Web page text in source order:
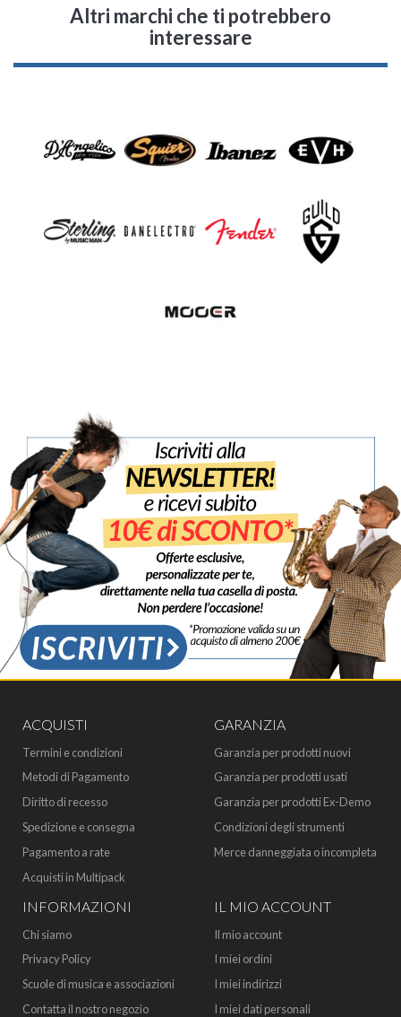
Altri marchi che ti potrebbero
interessare
ACQUISTI
Termini e condizioni
Metodi di Pagamento
Diritto di recesso
Spedizione e consegna
Pagamento a rate
Acquisti in Multipack
GARANZIA
Garanzia per prodotti nuovi
Garanzia per prodotti usati
Garanzia per prodotti Ex-Demo
Condizioni degli strumenti
Merce danneggiata o incompleta
INFORMAZIONI
Chi siamo
Privacy Policy
Scuole di musica e associazioni
Contatta il nostro negozio
IL MIO ACCOUNT
Il mio account
I miei ordini
I miei indirizzi
I miei dati personali